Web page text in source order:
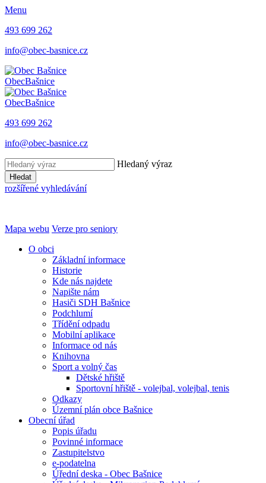
Menu
493 699 262
info@obec-basnice.cz
ObecBašnice
ObecBašnice
493 699 262
info@obec-basnice.cz
Hledaný výraz
Hledat
rozšířené vyhledávání
Mapa webu Verze pro seniory
O obci
Základní informace
Historie
Kde nás najdete
Napište nám
Hasiči SDH Bašnice
Podchlumí
Třídění odpadu
Mobilní aplikace
Informace od nás
Knihovna
Sport a volný čas
Dětské hřiště
Sportovní hřiště - volejbal, volejbal, tenis
Odkazy
Územní plán obce Bašnice
Obecní úřad
Popis úřadu
Povinné informace
Zastupitelstvo
e-podatelna
Úřední deska - Obec Bašnice